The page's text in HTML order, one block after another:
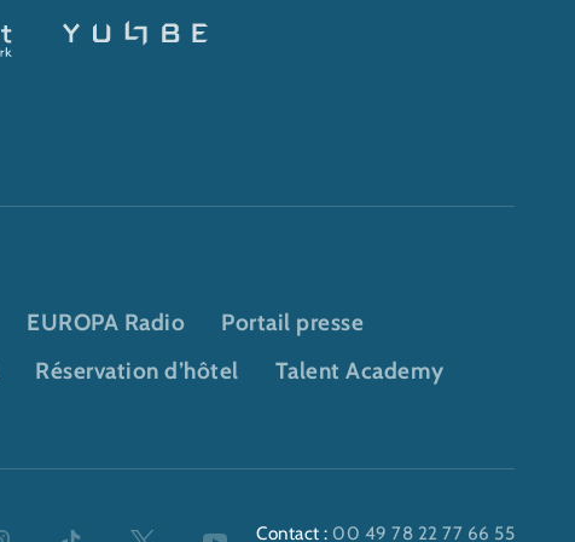
EUROPA Radio
Portail presse
Réservation d’hôtel
Talent Academy
Contact : 00 49 78 22 77 66 55